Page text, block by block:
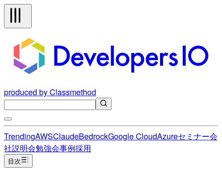
produced by Classmethod
TrendingAWSClaudeBedrockGoogle CloudAzureセミナー会
社説明会勉強会事例採用
目次